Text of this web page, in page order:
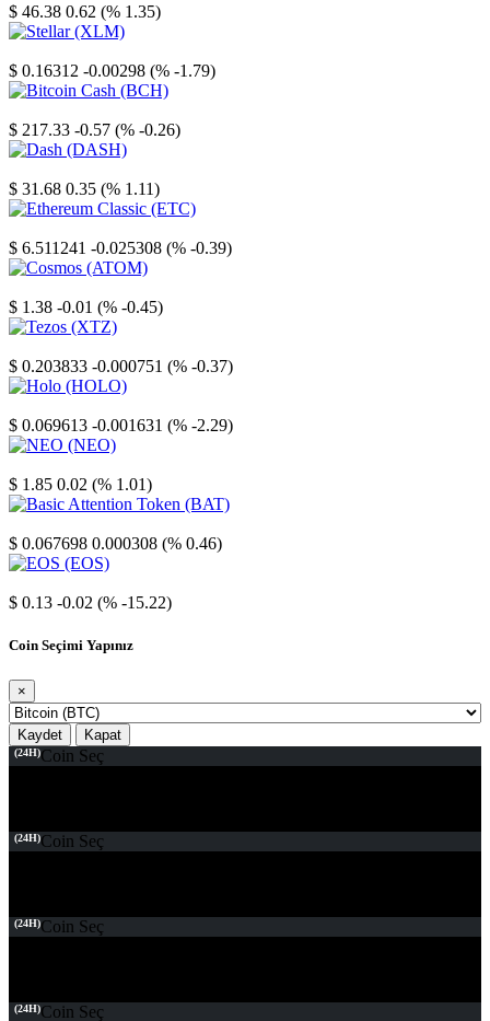
$ 46.38 0.62 (% 1.35)
$ 0.16312 -0.00298 (% -1.79)
$ 217.33 -0.57 (% -0.26)
$ 31.68 0.35 (% 1.11)
$ 6.511241 -0.025308 (% -0.39)
$ 1.38 -0.01 (% -0.45)
$ 0.203833 -0.000751 (% -0.37)
$ 0.069613 -0.001631 (% -2.29)
$ 1.85 0.02 (% 1.01)
$ 0.067698 0.000308 (% 0.46)
$ 0.13 -0.02 (% -15.22)
Coin Seçimi Yapınız
×
Kaydet Kapat
(24H)Coin Seç
(24H)Coin Seç
(24H)Coin Seç
(24H)Coin Seç